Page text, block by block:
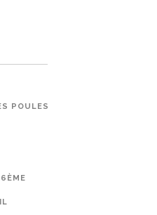
POULES PRÉFÈRENT LES CAGES